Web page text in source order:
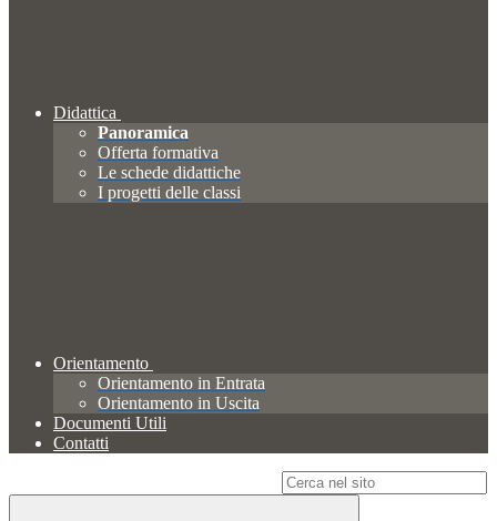
Didattica
Panoramica
Offerta formativa
Le schede didattiche
I progetti delle classi
Orientamento
Orientamento in Entrata
Orientamento in Uscita
Documenti Utili
Contatti